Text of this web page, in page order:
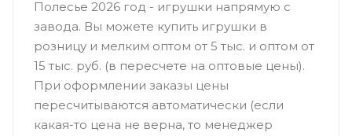
Полесье 2026 год - игрушки напрямую с
завода. Вы можете купить игрушки в
розницу и мелким оптом от 5 тыс. и оптом от
15 тыс. руб. (в пересчете на оптовые цены).
При оформлении заказы цены
пересчитываются автоматически (если
какая-то цена не верна, то менеджер